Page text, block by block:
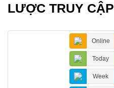
LƯỢC TRUY CẬP
Online
Today
Week